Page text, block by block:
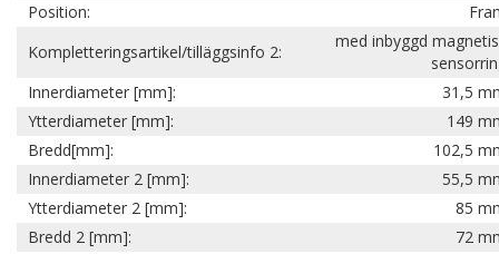
Position:
Kompletteringsartikel/tilläggsinfo 2:
med inbyggd
Innerdiameter [mm]:
31,5
Ytterdiameter [mm]:
149
Bredd[mm]:
102,5
Innerdiameter 2 [mm]:
55,5
Ytterdiameter 2 [mm]:
85
Bredd 2 [mm]:
72